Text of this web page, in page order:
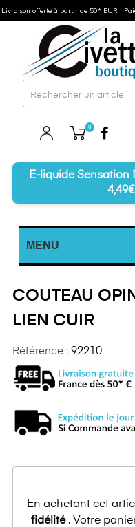
0
E-liquide Sensation
MENU
COUTEAU
LIEN CUIR
Référence : 92210
En achetant cet
fidélité. Votre
Livraison offerte à partir de 50* EUR |